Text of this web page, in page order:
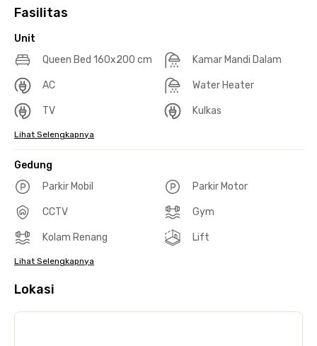
Fasilitas
Unit
Queen Bed 160x200 cm
Kamar Mandi Dalam
AC Water Heater
TV Kulkas
Lihat Selengkapnya
Gedung
Parkir Mobil
Parkir Motor
CCTV Gym
Kolam Renang Lift
Lihat Selengkapnya
Lokasi